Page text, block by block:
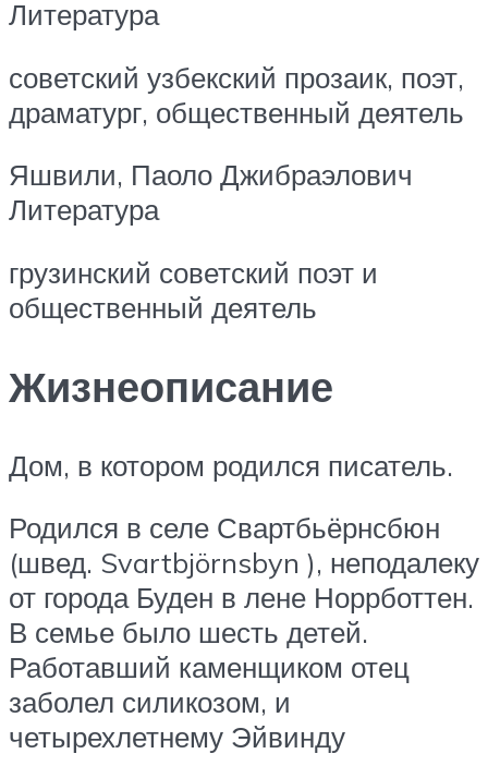
Литература
советский узбекский прозаик, поэт,
драматург, общественный деятель
Яшвили, Паоло Джибраэлович
Литература
грузинский советский поэт и
общественный деятель
Жизнеописание
Дом, в котором родился писатель.
Родился в селе Свартбьёрнсбюн
(швед. Svartbjörnsbyn ), неподалеку
от города Буден в лене Норрботтен.
В семье было шесть детей.
Работавший каменщиком отец
заболел силикозом, и
четырехлетнему Эйвинду